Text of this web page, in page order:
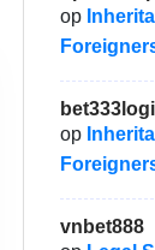
op
op
vnbet888